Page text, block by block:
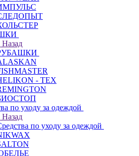
Назад
- TEX
по уходу за одеждой
Назад
по уходу за одеждой